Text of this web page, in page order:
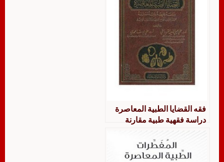
فقه القضايا الطبية المعاصرة
دراسة فقهية طبية مقارنة